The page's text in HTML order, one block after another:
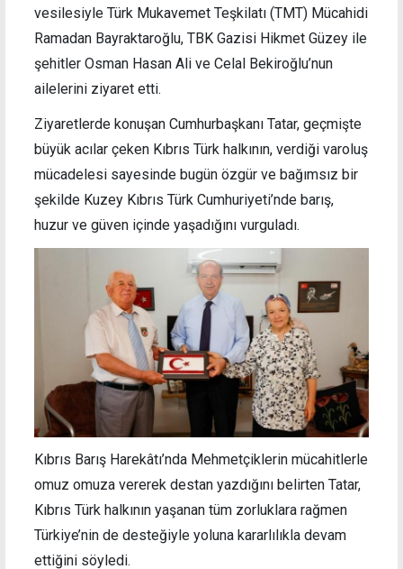
vesilesiyle Türk Mukavemet Teşkilatı (TMT) Mücahidi
Ramadan Bayraktaroğlu, TBK Gazisi Hikmet Güzey ile
şehitler Osman Hasan Ali ve Celal Bekiroğlu’nun
ailelerini ziyaret etti.
Ziyaretlerde konuşan Cumhurbaşkanı Tatar, geçmişte
büyük acılar çeken Kıbrıs Türk halkının, verdiği varoluş
mücadelesi sayesinde bugün özgür ve bağımsız bir
şekilde Kuzey Kıbrıs Türk Cumhuriyeti’nde barış,
huzur ve güven içinde yaşadığını vurguladı.
Kıbrıs Barış Harekâtı’nda Mehmetçiklerin mücahitlerle
omuz omuza vererek destan yazdığını belirten Tatar,
Kıbrıs Türk halkının yaşanan tüm zorluklara rağmen
Türkiye’nin de desteğiyle yoluna kararlılıkla devam
ettiğini söyledi.